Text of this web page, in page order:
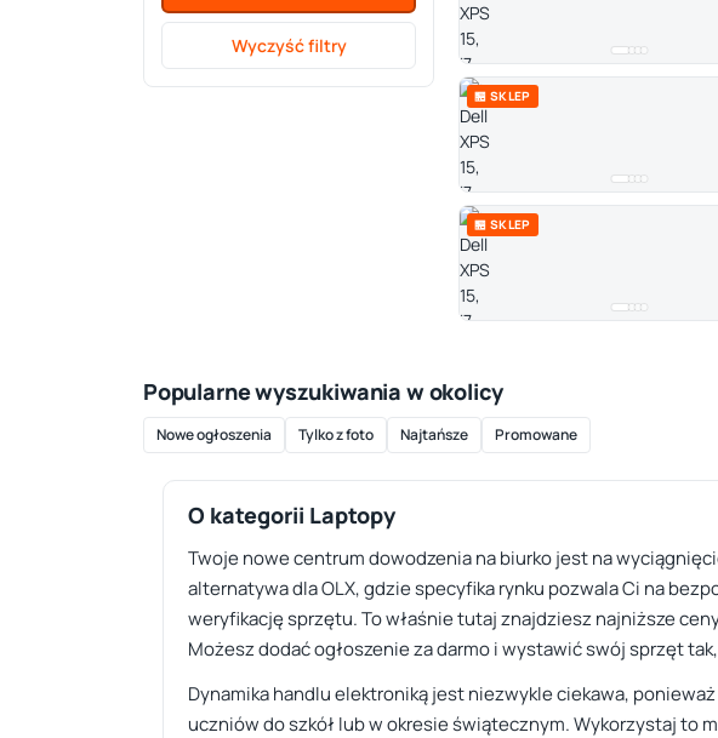
Wyczyść filtry
🏪 SKLEP
🏪 SKLEP
Popularne wyszukiwania w okolicy
Nowe ogłoszenia Tylko z foto Najtańsze Promowane
O kategorii Laptopy
Twoje nowe centrum dowodzenia na biurko jest na
alternatywa dla OLX, gdzie specyfika rynku pozwala Ci na
weryfikację sprzętu. To właśnie tutaj znajdziesz najniższe
Możesz dodać ogłoszenie za darmo i wystawić swój sprzęt
Dynamika handlu elektroniką jest niezwykle ciekawa,
uczniów do szkół lub w okresie świątecznym. Wykorzystaj to